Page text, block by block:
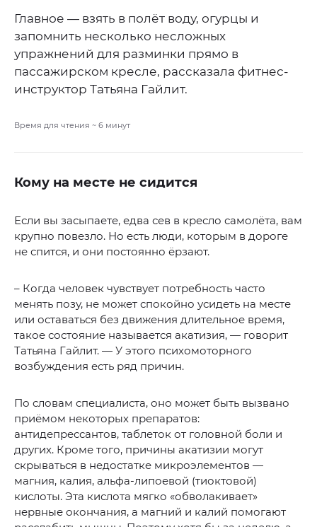
Главное — взять в полёт воду, огурцы и
запомнить несколько несложных
упражнений для разминки прямо в
пассажирском кресле, рассказала фитнес-
инструктор Татьяна Гайлит.
Время для чтения ~ 6 минут
Кому на месте не сидится
Если вы засыпаете, едва сев в кресло самолёта, вам
крупно повезло. Но есть люди, которым в дороге
не спится, и они постоянно ёрзают.
– Когда человек чувствует потребность часто
менять позу, не может спокойно усидеть на месте
или оставаться без движения длительное время,
такое состояние называется акатизия, — говорит
Татьяна Гайлит. — У этого психомоторного
возбуждения есть ряд причин.
По словам специалиста, оно может быть вызвано
приёмом некоторых препаратов:
антидепрессантов, таблеток от головной боли и
других. Кроме того, причины акатизии могут
скрываться в недостатке микроэлементов —
магния, калия, альфа-липоевой (тиоктовой)
кислоты. Эта кислота мягко «обволакивает»
нервные окончания, а магний и калий помогают